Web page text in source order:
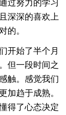
过努力的学习
深深的喜欢上
的。
始了半个月
但一段时间之
触。感觉我们
加趋于成熟。
得了心态决定